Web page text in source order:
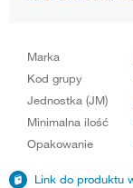
Marka
Kod grupy
Jednostka (JM)
Minimalna ilość
Opakowanie
Link do produktu